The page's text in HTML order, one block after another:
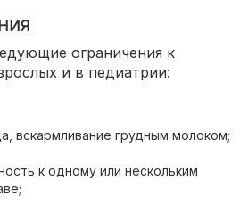
ограничения к
и в педиатрии:
вскармливание грудным молоком;
к одному или нескольким